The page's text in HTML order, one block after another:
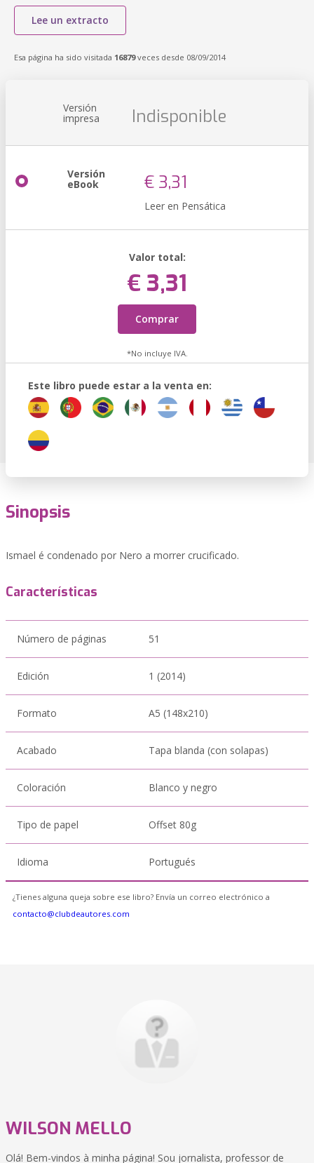
Lee un extracto
Esa página ha sido visitada 16879veces desde 08/09/2014
Versión
impresa Indisponible
Versión
eBook € 3,31
Leer en Pensática
Valor total:
€ 3,31
Comprar
*No incluye IVA.
Este libro puede estar a la venta en:
Sinopsis
Ismael é condenado por Nero a morrer crucificado.
Características
Número de páginas 51
Edición 1 (2014)
Formato A5 (148x210)
Acabado Tapa blanda (con solapas)
Coloración Blanco y negro
Tipo de papel Offset 80g
Idioma Portugués
¿Tienes alguna queja sobre ese libro? Envía un correo electrónico a
contacto@clubdeautores.com
WILSON MELLO
Olá! Bem-vindos à minha página! Sou jornalista, professor de